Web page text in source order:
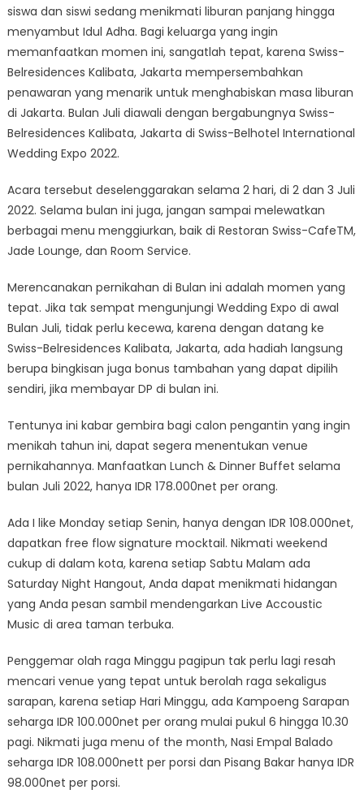
siswa dan siswi sedang menikmati liburan panjang hingga
menyambut Idul Adha. Bagi keluarga yang ingin
memanfaatkan momen ini, sangatlah tepat, karena Swiss-
Belresidences Kalibata, Jakarta mempersembahkan
penawaran yang menarik untuk menghabiskan masa liburan
di Jakarta. Bulan Juli diawali dengan bergabungnya Swiss-
Belresidences Kalibata, Jakarta di Swiss-Belhotel International
Wedding Expo 2022.
Acara tersebut deselenggarakan selama 2 hari, di 2 dan 3 Juli
2022. Selama bulan ini juga, jangan sampai melewatkan
berbagai menu menggiurkan, baik di Restoran Swiss-CafeTM,
Jade Lounge, dan Room Service.
Merencanakan pernikahan di Bulan ini adalah momen yang
tepat. Jika tak sempat mengunjungi Wedding Expo di awal
Bulan Juli, tidak perlu kecewa, karena dengan datang ke
Swiss-Belresidences Kalibata, Jakarta, ada hadiah langsung
berupa bingkisan juga bonus tambahan yang dapat dipilih
sendiri, jika membayar DP di bulan ini.
Tentunya ini kabar gembira bagi calon pengantin yang ingin
menikah tahun ini, dapat segera menentukan venue
pernikahannya. Manfaatkan Lunch & Dinner Buffet selama
bulan Juli 2022, hanya IDR 178.000net per orang.
Ada I like Monday setiap Senin, hanya dengan IDR 108.000net,
dapatkan free flow signature mocktail. Nikmati weekend
cukup di dalam kota, karena setiap Sabtu Malam ada
Saturday Night Hangout, Anda dapat menikmati hidangan
yang Anda pesan sambil mendengarkan Live Accoustic
Music di area taman terbuka.
Penggemar olah raga Minggu pagipun tak perlu lagi resah
mencari venue yang tepat untuk berolah raga sekaligus
sarapan, karena setiap Hari Minggu, ada Kampoeng Sarapan
seharga IDR 100.000net per orang mulai pukul 6 hingga 10.30
pagi. Nikmati juga menu of the month, Nasi Empal Balado
seharga IDR 108.000nett per porsi dan Pisang Bakar hanya IDR
98.000net per porsi.